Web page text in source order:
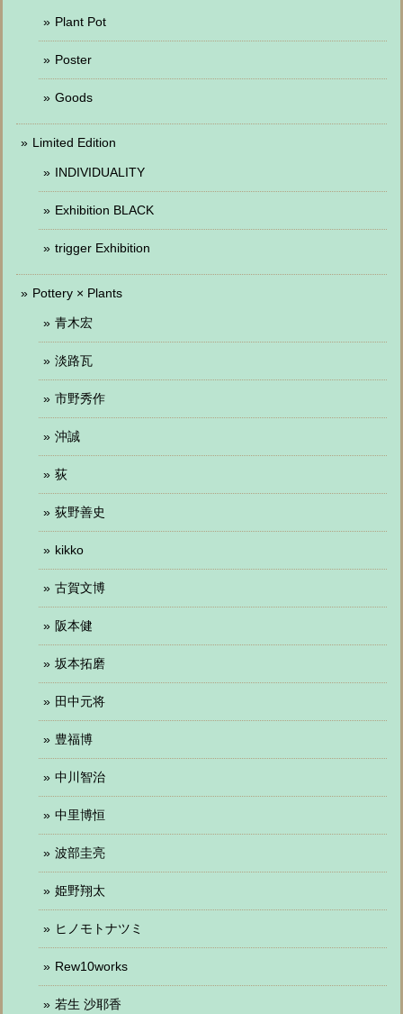
Plant Pot
Poster
Goods
Limited Edition
INDIVIDUALITY
Exhibition BLACK
trigger Exhibition
Pottery × Plants
青木宏
淡路瓦
市野秀作
沖誠
荻
荻野善史
kikko
古賀文博
阪本健
坂本拓磨
田中元将
豊福博
中川智治
中里博恒
波部圭亮
姫野翔太
ヒノモトナツミ
Rew10works
若生 沙耶香